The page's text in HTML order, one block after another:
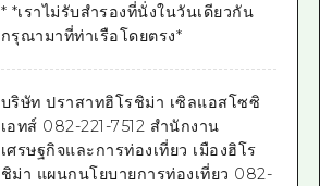
* *เราไม่รับสำรองที่นั่งในวันเดียวกัน
กรุณามาที่ท่าเรือโดยตรง*
บริษัทปราสาทฮิโรชิม่า เซิลแอสโซซิ
เอทส์ 082-221-7512 สำนักงาน
เศรษฐกิจและการท่องเที่ยว เมืองฮิโร
ชิม่า แผนกนโยบายการท่องเที่ยว 082-